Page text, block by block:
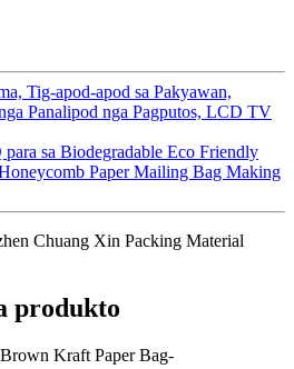
Tig-apod-apod sa Pakyawan,
Panalipod nga Pagputos, LCD TV
sa Biodegradable Eco Friendly
Paper Mailing Bag Making
Chuang Xin Packing Material
produkto